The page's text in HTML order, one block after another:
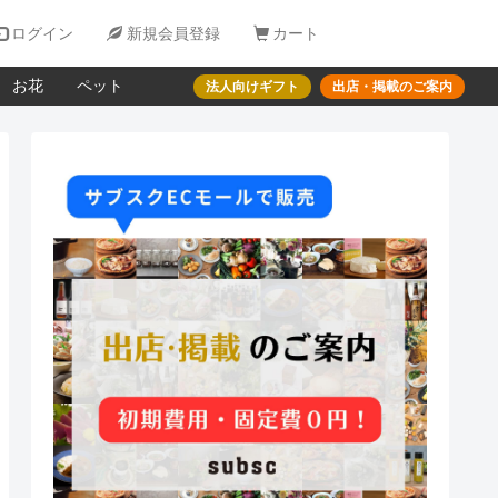
ログイン  新規会員登録  カート
お花 ペット 法人向けギフト 出店・掲載のご案内